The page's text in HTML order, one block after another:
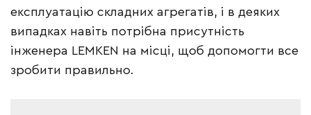
експлуатацію складних агрегатів, і в деяких
випадках навіть потрібна присутність
інженера LEMKEN на місці, щоб допомогти все
зробити правильно.